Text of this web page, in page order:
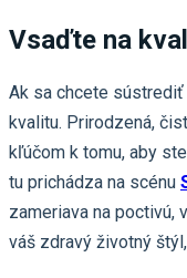
Vsaďte na
Ak sa chcete
kvalitu. Prirodzená,
kľúčom k tomu, aby
tu prichádza na scénu
zameriava na poctivú,
váš zdravý životný